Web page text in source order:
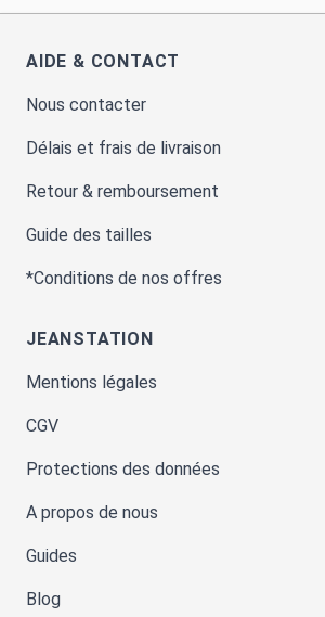
AIDE & CONTACT
Nous contacter
Délais et frais de livraison
Retour & remboursement
Guide des tailles
*Conditions de nos offres
JEANSTATION
Mentions légales
CGV
Protections des données
A propos de nous
Guides
Blog